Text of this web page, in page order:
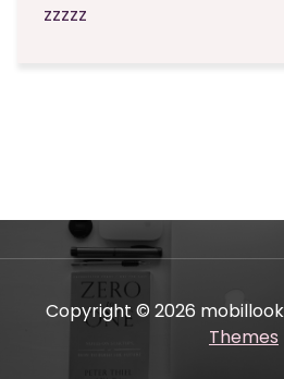
zzzzz
Copyright © 2026
Themes